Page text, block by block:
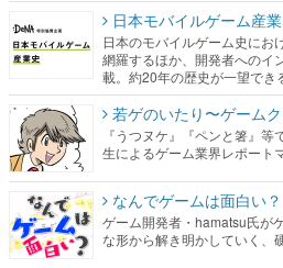
日本モバイルゲーム産
日本のモバイルゲーム史にお
網羅するほか、開発者へのイ
載。約20年の歴史が一望でき
若ゲのいたり〜ゲーム
『うつヌケ』『ペンと箸』
生によるゲーム業界レポート
なんでゲームは面白い？
ゲーム開発者・hamatsu氏が
な形から解き明かしていく、